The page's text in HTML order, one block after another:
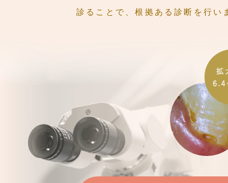
診ることで、根拠ある診断を行い